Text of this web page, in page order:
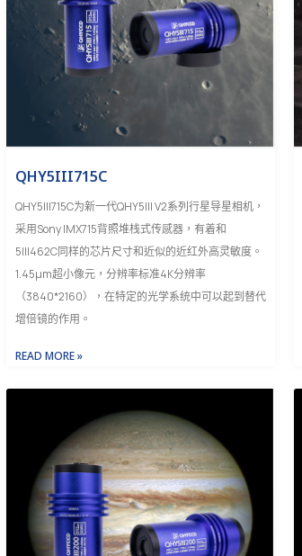
QHY5III715C
QHY5III715C为新一代QHY5III V2系列行星导星相机，
采用Sony IMX715背照堆栈式传感器，有着和
5III462C同样的芯片尺寸和近似的近红外高灵敏度。
1.45μm超小像元，分辨率标准4K分辨率
（3840*2160），在特定的光学系统中可以起到替代
增倍镜的作用。
READ MORE »